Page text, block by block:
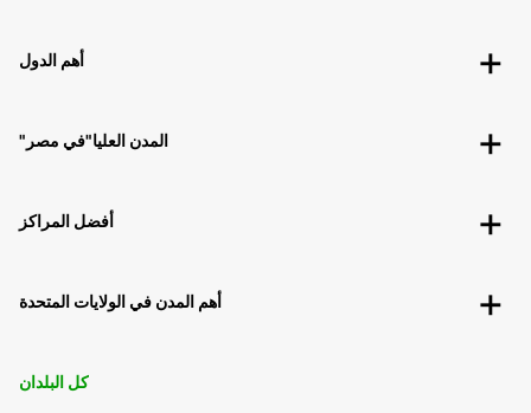
أهم الدول
"المدن العليا"في مصر
أفضل المراكز
أهم المدن في الولايات المتحدة
كل البلدان